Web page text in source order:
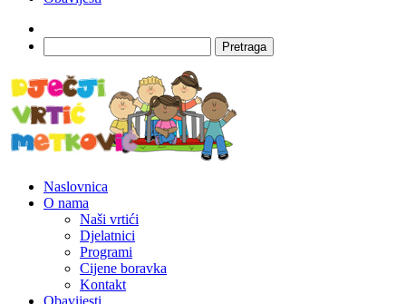
Naslovnica
O nama
Naši vrtići
Djelatnici
Programi
Cijene boravka
Kontakt